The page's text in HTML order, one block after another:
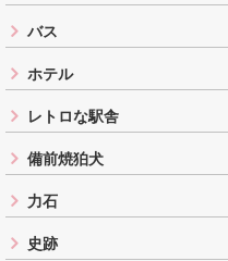
バス
ホテル
レトロな駅舎
備前焼狛犬
力石
史跡